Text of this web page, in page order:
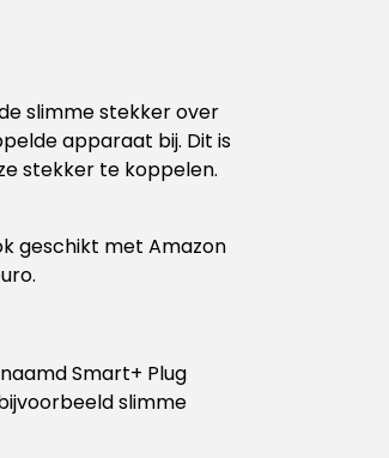
slimme stekker over
apparaat bij. Dit is
stekker te koppelen.
geschikt met Amazon
Smart+ Plug
slimme